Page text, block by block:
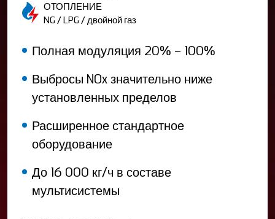
ОТОПЛЕНИЕ
NG / LPG / двойной газ
Полная модуляция 20% – 100%
Выбросы NOx значительно ниже
установленных пределов
Расширенное стандартное
оборудование
До 16 000 кг/ч в составе
мультисистемы